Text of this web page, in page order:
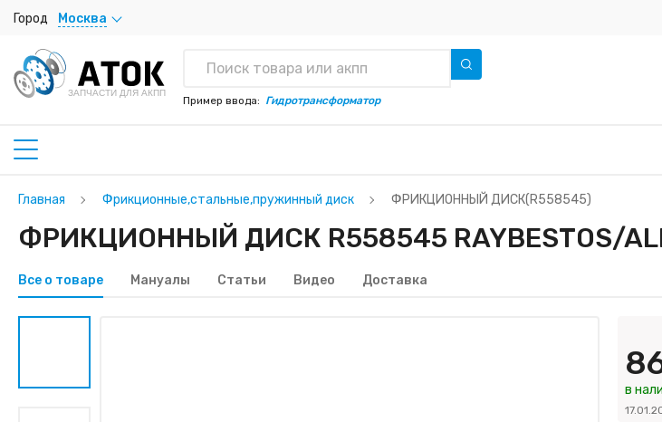
Город Москва
ЗАПЧАСТИ ДЛЯ АКПП
Пример ввода: Гидротрансформатор
Главная Фрикционные,стальные,пружинный диск ФРИКЦИОННЫЙ ДИСК(R558545)
ФРИКЦИОННЫЙ ДИСК R558545 RAYBESTOS/
Все о товаре Мануалы Статьи Видео Доставка
в